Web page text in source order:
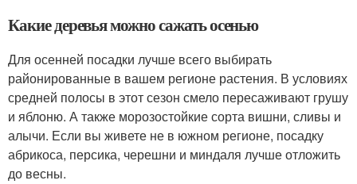
Какие деревья можно сажать осенью
Для осенней посадки лучше всего выбирать
районированные в вашем регионе растения. В условиях
средней полосы в этот сезон смело пересаживают грушу
и яблоню. А также морозостойкие сорта вишни, сливы и
алычи. Если вы живете не в южном регионе, посадку
абрикоса, персика, черешни и миндаля лучше отложить
до весны.